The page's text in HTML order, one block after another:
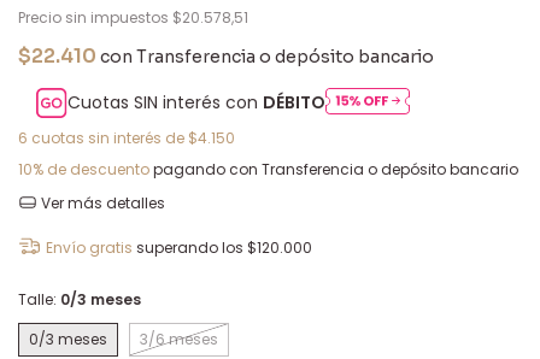
Precio sin impuestos $20.578,51
$22.410 con Transferencia o depósito bancario
Cuotas SIN interés con DÉBITO
6 cuotas sin interés de $4.150
10% de descuentopagando con Transferencia o depósito bancario
Ver más detalles
Envío gratis superando los $120.000
Talle: 0/3 meses
0/3 meses
3/6 meses